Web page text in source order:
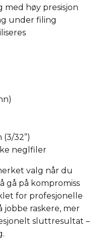
høy presisjon
under filing
(3/32”)
neglfiler
valg når du
gå på kompromiss
for profesjonelle
jobbe raskere, mer
sluttresultat –